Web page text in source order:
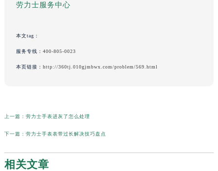
劳力士服务中心
本文tag：
服务专线： 400-805-0023
本页链接： http://360tj.010gjmbwx.com/problem/569.html
上一篇： 劳力士手表进灰了怎么处理
下一篇： 劳力士手表表带过长解决技巧盘点
相关文章